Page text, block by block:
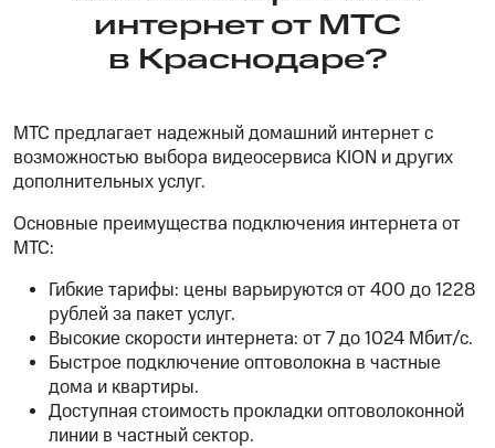
интернет от МТС
в Краснодаре?
МТС предлагает надежный домашний интернет с
возможностью выбора видеосервиса KION и других
дополнительных услуг.
Основные преимущества подключения интернета от
МТС:
Гибкие тарифы: цены варьируются от 400 до 1228
рублей за пакет услуг.
Высокие скорости интернета: от 7 до 1024 Мбит/с.
Быстрое подключение оптоволокна в частные
дома и квартиры.
Доступная стоимость прокладки оптоволоконной
линии в частный сектор.